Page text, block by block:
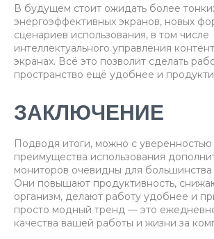
В будущем стоит ожидать более
энергоэффективных экранов, новых
сценариев использования, в том числе
интеллектуального управления
экранах. Всё это позволит сделать
пространство ещё удобнее и
ЗАКЛЮЧЕНИЕ
Подводя итоги, можно с уверенностью
преимущества использования
мониторов очевидны для большинства
Они повышают продуктивность,
организм, делают работу удобнее и
просто модный тренд — это
качества вашей работы и жизни за